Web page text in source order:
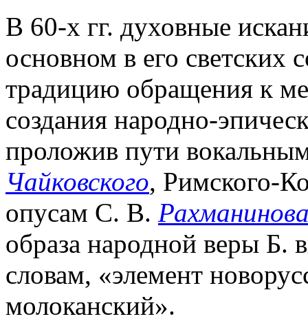
В 60-х гг. духовные
основном в его светских
традицию обращения к
создания народно-
проложив пути
Чайковского, Римского-
опусам С. В.
образа народной веры
словам, «элемент
молоканский».